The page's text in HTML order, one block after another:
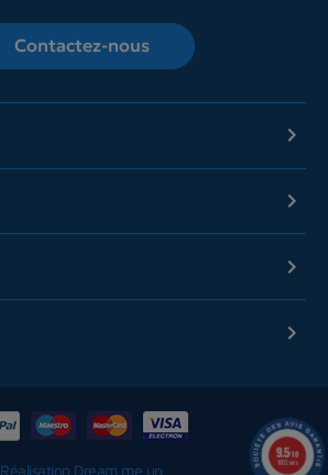
Contactez-nous




Réalisation Dream me up
9.5/10
1602 avis